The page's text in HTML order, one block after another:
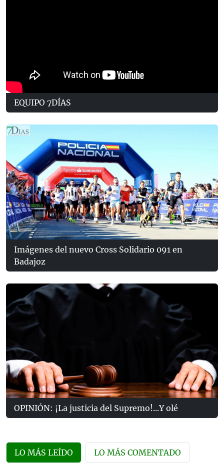
EQUIPO 7DÍAS
Imágenes del nuevo Cross Solidario 091 en
Badajoz
OPINIÓN: ¡La justicia del Supremo!...Y olé
LO MÁS LEÍDO LO MÁS COMENTADO